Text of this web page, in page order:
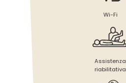
Wi-Fi
Assistenza
riabilitativa